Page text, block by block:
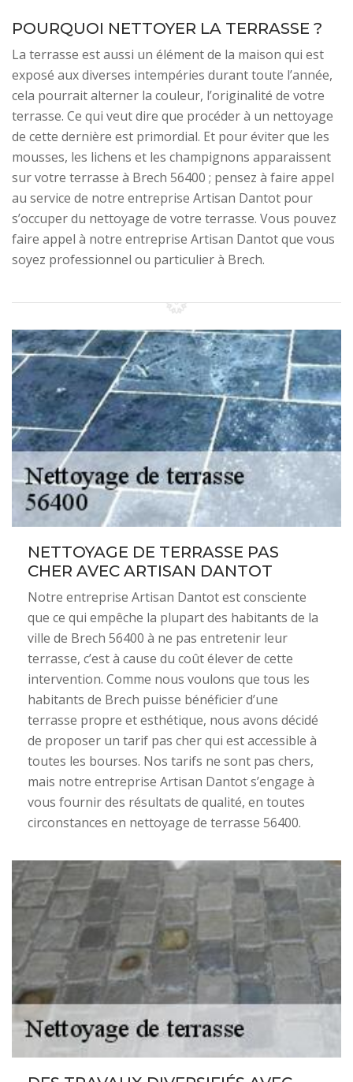
POURQUOI NETTOYER LA TERRASSE ?
La terrasse est aussi un élément de la maison qui est
exposé aux diverses intempéries durant toute l’année,
cela pourrait alterner la couleur, l’originalité de votre
terrasse. Ce qui veut dire que procéder à un nettoyage
de cette dernière est primordial. Et pour éviter que les
mousses, les lichens et les champignons apparaissent
sur votre terrasse à Brech 56400 ; pensez à faire appel
au service de notre entreprise Artisan Dantot pour
s’occuper du nettoyage de votre terrasse. Vous pouvez
faire appel à notre entreprise Artisan Dantot que vous
soyez professionnel ou particulier à Brech.
NETTOYAGE DE TERRASSE PAS
CHER AVEC ARTISAN DANTOT
Notre entreprise Artisan Dantot est consciente
que ce qui empêche la plupart des habitants de la
ville de Brech 56400 à ne pas entretenir leur
terrasse, c’est à cause du coût élever de cette
intervention. Comme nous voulons que tous les
habitants de Brech puisse bénéficier d’une
terrasse propre et esthétique, nous avons décidé
de proposer un tarif pas cher qui est accessible à
toutes les bourses. Nos tarifs ne sont pas chers,
mais notre entreprise Artisan Dantot s’engage à
vous fournir des résultats de qualité, en toutes
circonstances en nettoyage de terrasse 56400.